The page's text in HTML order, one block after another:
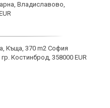
Владиславово,
Къща, 370 m2 София
Костинброд, 358000 EUR